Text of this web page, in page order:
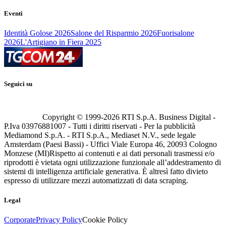
Eventi
Identità Golose 2026Salone del Risparmio 2026Fuorisalone
2026L'Artigiano in Fiera 2025
Seguici su
Copyright © 1999-2026 RTI S.p.A. Business Digital -
P.Iva 03976881007 - Tutti i diritti riservati - Per la pubblicità
Mediamond S.p.A. - RTI S.p.A., Mediaset N.V., sede legale
Amsterdam (Paesi Bassi) - Uffici Viale Europa 46, 20093 Cologno
Monzese (MI)Rispetto ai contenuti e ai dati personali trasmessi e/o
riprodotti è vietata ogni utilizzazione funzionale all’addestramento di
sistemi di intelligenza artificiale generativa. È altresì fatto divieto
espresso di utilizzare mezzi automatizzati di data scraping.
Legal
CorporatePrivacy PolicyCookie Policy